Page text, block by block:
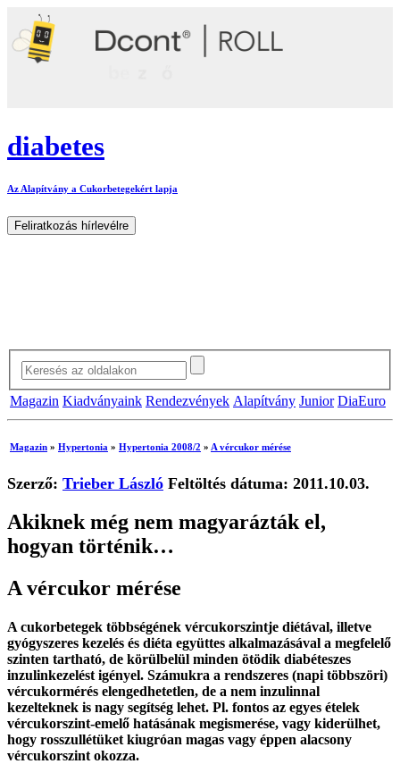
diabetes
Az Alapítvány a Cukorbetegekért lapja
Magazin Kiadványaink Rendezvények Alapítvány Junior DiaEuro
Magazin » Hypertonia » Hypertonia 2008/2 » A vércukor mérése
Szerző: Trieber László Feltöltés dátuma: 2011.10.03.
Akiknek még nem magyarázták el,
hogyan történik…
A vércukor mérése
A cukorbetegek többségének vércukorszintje diétával, illetve
gyógyszeres kezelés és diéta együttes alkalmazásával a megfelelő
szinten tartható, de körülbelül minden ötödik diabéteszes
inzulinkezelést igényel. Számukra a rendszeres (napi többszöri)
vércukormérés elengedhetetlen, de a nem inzulinnal
kezelteknek is nagy segítség lehet. Pl. fontos az egyes ételek
vércukorszint-emelő hatásának megismerése, vagy kiderülhet,
hogy rosszullétüket kiugróan magas vagy éppen alacsony
vércukorszint okozza.